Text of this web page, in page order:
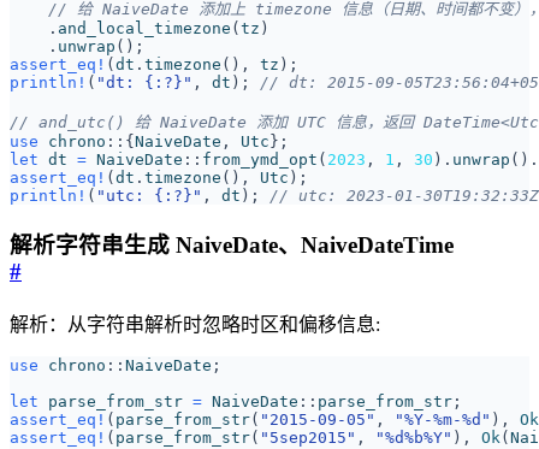
. and_local_timezone (tz )
. unwrap ();
assert_eq! (dt . timezone (), tz );
println! ( "dt: {:?} " , dt );
use chrono :: {NaiveDate , Utc};
let dt = NaiveDate :: from_ymd_opt ( 2023 , 1 , 30 ). unwrap ().
assert_eq! (dt . timezone (), Utc );
println! ( "utc: {:?} " , dt );
解析字符串生成 NaiveDate、NaiveDateTime
#
解析：从字符串解析时忽略时区和偏移信息:
use chrono :: NaiveDate ;
let
parse_from_str = NaiveDate :: parse_from_str ;
assert_eq! ( parse_from_str( "2015-09-05" , "%Y-%m-%d" ),
Ok
assert_eq! ( parse_from_str( "5sep2015" , "%d%b%Y" ), Ok(